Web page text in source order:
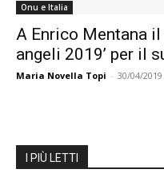
Onu e Italia
A Enrico Mentana
angeli 2019’ per il
Maria Novella Topi - 30/04/2019
I PIÙ LETTI